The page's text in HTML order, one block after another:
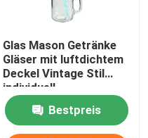
Glas Mason Getränke
Gläser mit luftdichtem
Deckel Vintage Stil
individuell
Bestpreis